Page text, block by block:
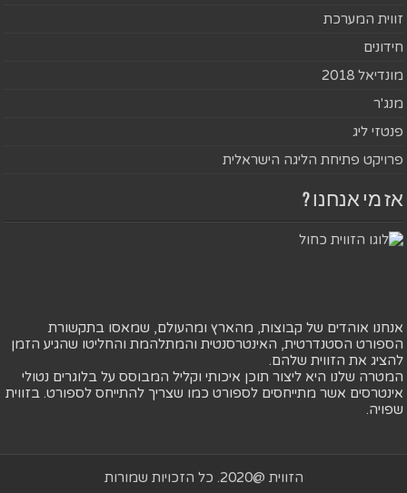
זווית המערכת
חידונים
מונדיאל 2018
מנג'ר
פנטזי ליג
פרויקט פתיחת הליגה הישראלית
אז מי אנחנו ?
אנחנו אוהדים של קבוצות, מהארץ ומהעולם, שמאסו בתקשורת
הספורט הסטנדרטית, האינטרסנטית והמתלהמת והחליטו שהגיע הזמן
להציג את הזווית שלהם.
המטרה שלנו היא ליצור תוכן איכותי וקליל המבוסס על בלוגרים נטולי
אינטרסים אשר מתייחסים לספורט כמו שצריך להתייחס לספורט. בזווית
שפויה.
הזווית @2020. כל הזכויות שמורות